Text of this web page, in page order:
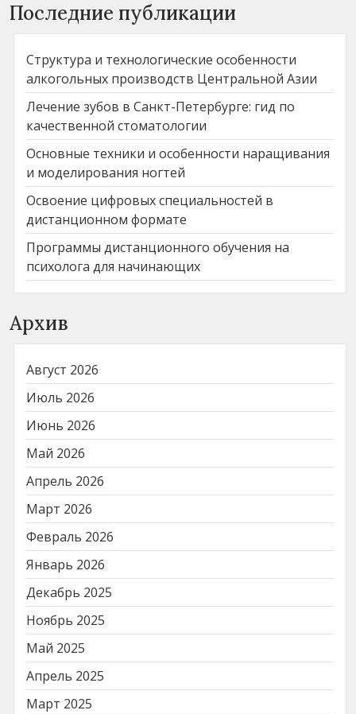
Последние публикации
Структура и технологические особенности
алкогольных производств Центральной Азии
Лечение зубов в Санкт-Петербурге: гид по
качественной стоматологии
Основные техники и особенности наращивания
и моделирования ногтей
Освоение цифровых специальностей в
дистанционном формате
Программы дистанционного обучения на
психолога для начинающих
Архив
Август 2026
Июль 2026
Июнь 2026
Май 2026
Апрель 2026
Март 2026
Февраль 2026
Январь 2026
Декабрь 2025
Ноябрь 2025
Май 2025
Апрель 2025
Март 2025